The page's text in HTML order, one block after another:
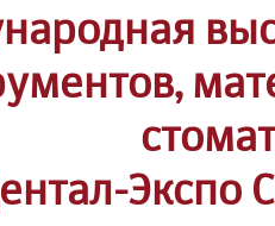
Экспо